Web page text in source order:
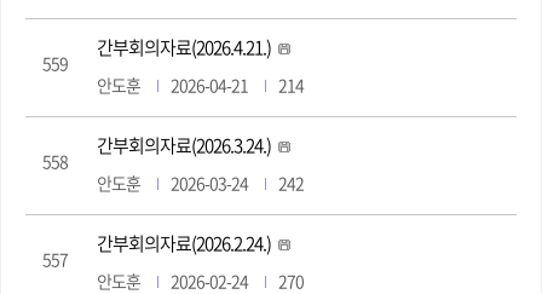
559
간부회의자료(2026.4.21.)
안도훈 2026-04-21 214
558
간부회의자료(2026.3.24.)
안도훈 2026-03-24 242
557
간부회의자료(2026.2.24.)
안도훈 2026-02-24 270